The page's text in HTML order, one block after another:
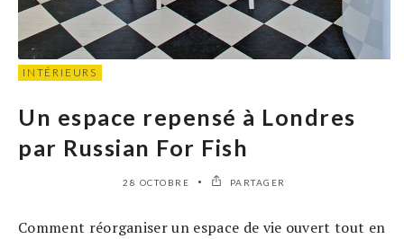
INTÉRIEURS
Un espace repensé à Londres
par Russian For Fish
28 OCTOBRE PARTAGER
Comment réorganiser un espace de vie ouvert tout en